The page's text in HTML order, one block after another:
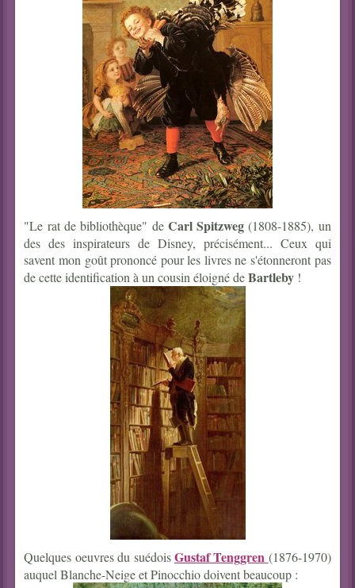
"Le rat de bibliothèque" de Carl Spitzweg (1808-1885), un
des des inspirateurs de Disney, précisément... Ceux qui
savent mon goût prononcé pour les livres ne s'étonneront pas
de cette identification à un cousin éloigné deBartleby !
Quelques oeuvres du suédoisGustaf Tenggren (1876-1970)
auquel Blanche-Neige et Pinocchio doivent beaucoup :